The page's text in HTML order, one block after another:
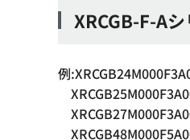
XRCGB-F-A
例